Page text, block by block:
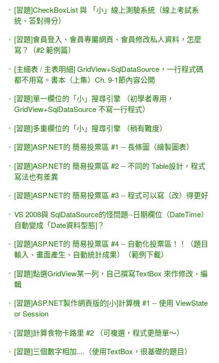
[習題]CheckBoxList 與 「小」線上測驗系統（線上考試系
統、答對得分）
[習題]會員登入、會員專屬網頁、會員修改私人資料，怎麼
寫？（#2 範例篇）
[主細表 / 主表明細] GridView+SqlDataSource，一行程式碼
都不用寫。書本（上集）Ch. 9-1節內容公開
[習題]單一欄位的「小」搜尋引擎 （初學者專用，
GridView+SqlDataSource 不寫一行程式）
[習題]多重欄位的「小」搜尋引擎 （稍有難度）
[習題]ASP.NET的 簡易投票區 #1 -- 長條圖（繪製圖表）
[習題]ASP.NET的 簡易投票區 #2 -- 不同的 Table設計，程式
寫法也有差異
[習題]ASP.NET的 簡易投票區 #3 -- 程式可以寫（改）得更好
VS 2008與 SqlDataSource的怪問題--日期欄位（DateTime）
自動變成「Date資料型態]？
[習題]ASP.NET的 簡易投票區 #4 -- 自動化投票區！！（題目
輸入、畫面產生、自動統計成果）（範例下載）
[習題]點選GridView某一列，自己撰寫TextBox 來作修改、編
輯
[習題]ASP.NET製作網頁版的[小]計算機 #1 -- 使用 ViewState
or Session
[習題]計算食物卡路里 #2 （可複選，程式更簡單～）
[習題]三個數字相加....（使用TextBox，很基礎的題目）